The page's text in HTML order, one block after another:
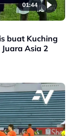
01:44
buat Kuching
Asia 2